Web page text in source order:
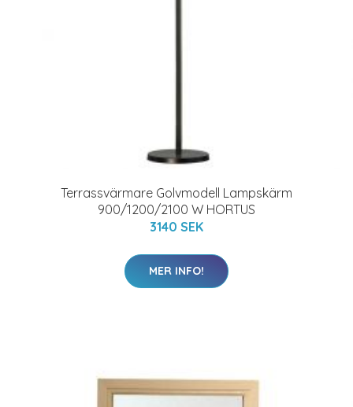
Terrassvärmare Golvmodell Lampskärm
900/1200/2100 W HORTUS
3140 SEK
MER INFO!